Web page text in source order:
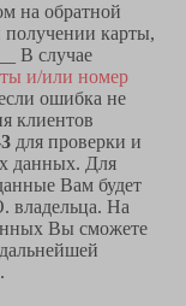
на обратной
карты,
В случае
и/или номер
ошибка не
клиентов
для проверки и
данных. Для
Вам будет
владельца. На
Вы сможете